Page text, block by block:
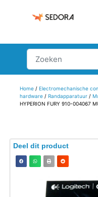
Home/ Electromechanische
hardware/ Randapparatuur/
HYPERION FURY 910-004067
Deel dit product